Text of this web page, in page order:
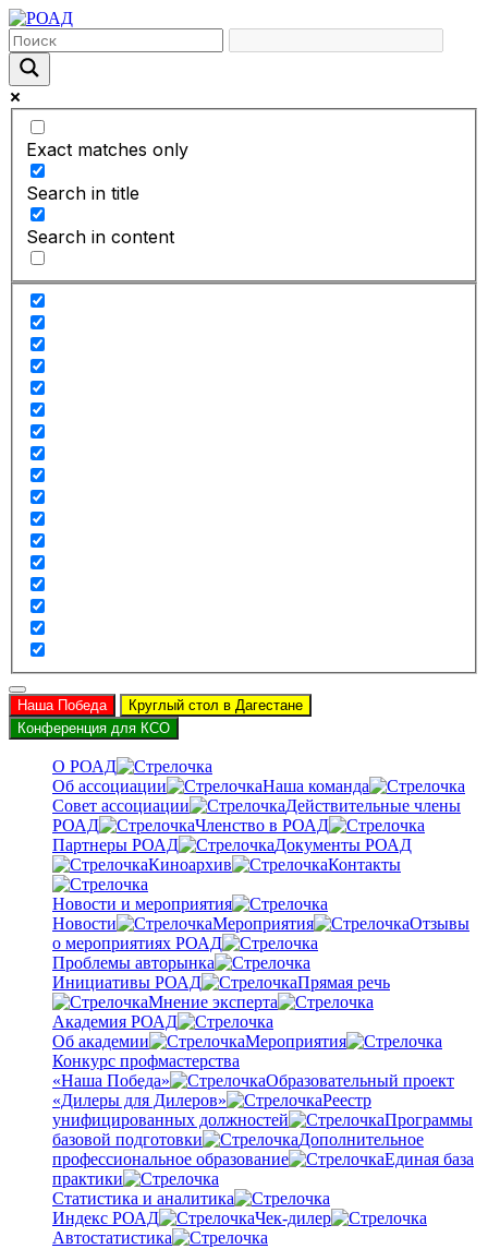
Exact matches only
Search in title
Search in content
Наша Победа
Круглый стол в Дагестане
Конференция для КСО
О РОАД
Об ассоциации
Наша команда
Совет ассоциации
Действительные члены
РОАД
Членство в РОАД
Партнеры РОАД
Документы РОАД
Киноархив
Контакты
Новости и мероприятия
Новости
Мероприятия
Отзывы
о мероприятиях РОАД
Проблемы авторынка
Инициативы РОАД
Прямая речь
Мнение эксперта
Академия РОАД
Об академии
Мероприятия
Конкурс профмастерства
«Наша Победа»
Образовательный проект
«Дилеры для Дилеров»
Реестр
унифицированных должностей
Программы
базовой подготовки
Дополнительное
профессиональное образование
Единая база
практики
Статистика и аналитика
Индекс РОАД
Чек-дилер
Автостатистика